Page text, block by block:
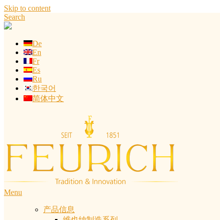
Skip to content
Search
De
En
Fr
Es
Ru
한국어
简体中文
Menu
产品信息